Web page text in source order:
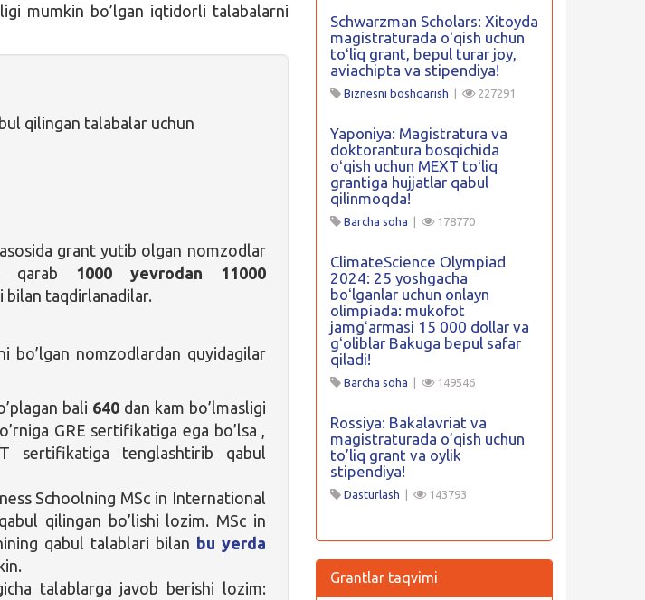
mumkin bo’lgan iqtidorli talabalarni
qilingan talabalar uchun
grant yutib olgan nomzodlar
qarab 1000 yevrodan 11000
bilan taqdirlanadilar.
bo’lgan nomzodlardan quyidagilar
bali 640dan kam bo’lmasligi
GRE sertifikatiga ega bo’lsa ,
sertifikatiga tenglashtirib qabul
Schoolning MSc in International
qilingan bo’lishi lozim. MSc in
qabul talablari bilan bu yerda
talablarga javob berishi lozim:
Schwarzman Scholars: Xitoyda
magistraturada oʻqish uchun
toʻliq grant, bepul turar joy,
aviachipta va stipendiya!
Biznesni boshqarish 227291
Yaponiya: Magistratura va
doktorantura bosqichida
oʻqish uchun MEXT toʻliq
grantiga hujjatlar qabul
qilinmoqda!
Barcha soha 178770
ClimateScience Olympiad
2024: 25 yoshgacha
boʻlganlar uchun onlayn
olimpiada: mukofot
jamgʻarmasi 15 000 dollar va
gʻoliblar Bakuga bepul safar
qiladi!
Barcha soha 149546
Rossiya: Bakalavriat va
magistraturada o’qish uchun
to’liq grant va oylik
stipendiya!
Dasturlash 143793
Grantlar taqvimi